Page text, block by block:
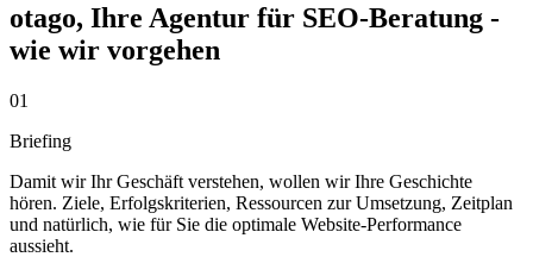
otago, Ihre Agentur für SEO-Beratung -
wie wir vorgehen
01
Briefing
Damit wir Ihr Geschäft verstehen, wollen wir Ihre Geschichte
hören. Ziele, Erfolgskriterien, Ressourcen zur Umsetzung, Zeitplan
und natürlich, wie für Sie die optimale Website-Performance
aussieht.